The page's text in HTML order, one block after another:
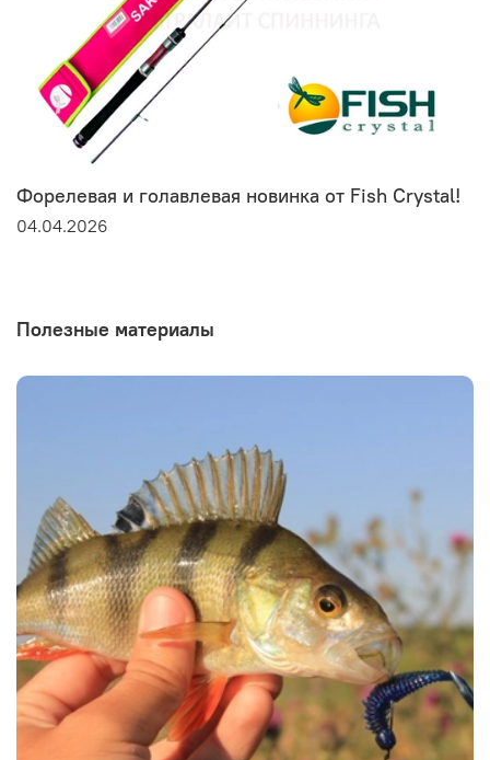
Форелевая и голавлевая новинка от Fish Crystal!
04.04.2026
Полезные материалы